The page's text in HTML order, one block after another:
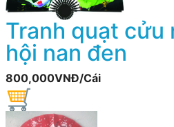
Tranh quạt cửu
hội nan đen
800,000VNĐ/Cái